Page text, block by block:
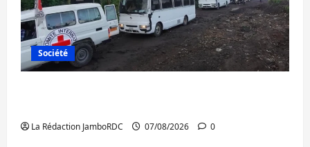
Société
La Rédaction JamboRDC 07/08/2026 0